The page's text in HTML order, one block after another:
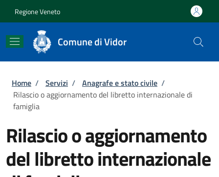
Regione Veneto
Comune di Vidor
Briciole di pane
Home / Servizi / Anagrafe e stato civile /
Rilascio o aggiornamento del libretto internazionale di
famiglia
Rilascio o aggiornamento
del libretto internazionale